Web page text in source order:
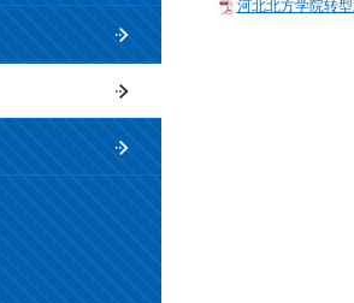
河北北方学院转